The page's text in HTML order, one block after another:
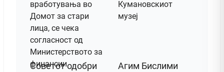
Советот одобри
Агим Бислими